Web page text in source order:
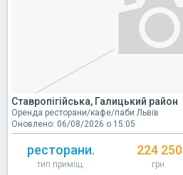
Ставропігійська, Галицький район
Оренда ресторани/кафе/паби Львів
Оновлено: 06/08/2026 о 15:05
ресторани.
тип приміщ.
224 250
грн.